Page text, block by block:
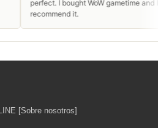
I bought WoW gametime and I
it.
[Sobre nosotros]